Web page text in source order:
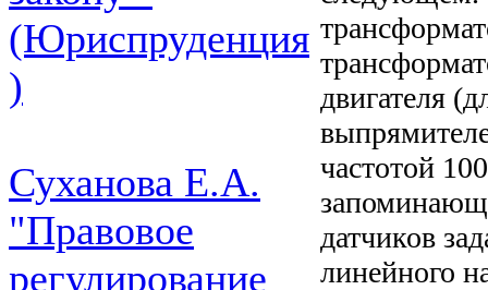
(Юриспруденция
)
Суханова Е.А.
"Правовое
регулирование
двигателя
частотой
датчиков
линейного